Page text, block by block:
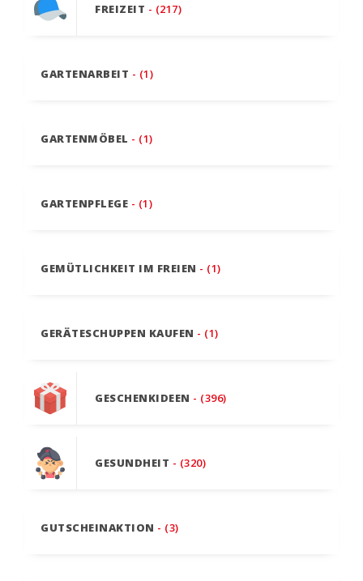
FREIZEIT - (217)
GARTENARBEIT - (1)
GARTENMÖBEL - (1)
GARTENPFLEGE - (1)
GEMÜTLICHKEIT IM FREIEN - (1)
GERÄTESCHUPPEN KAUFEN - (1)
GESCHENKIDEEN - (396)
GESUNDHEIT - (320)
GUTSCHEINAKTION - (3)